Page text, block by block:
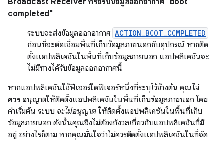
Broadcast Receiver ที่รอรับข้อมูลออกอากาศ "boot
completed"
ระบบจะส่งข้อมูลออกอากาศ ACTION_BOOT_COMPLETED
ก่อนที่จะต่อเชื่อมพื้นที่เก็บข้อมูลภายนอกกับอุปกรณ์ หากติด
ตั้งแอปพลิเคชันในพื้นที่เก็บข้อมูลภายนอก แอปพลิเคชันจะ
ไม่มีทางได้รับข้อมูลออกอากาศนี้
หากแอปพลิเคชันใช้ฟีเจอร์ใดฟีเจอร์หนึ่งที่ระบุไว้ข้างต้น คุณไม่
ควร อนุญาตให้ติดตั้งแอปพลิเคชันในพื้นที่เก็บข้อมูลภายนอก โดย
ค่าเริ่มต้น ระบบ จะไม่อนุญาต ให้ติดตั้งแอปพลิเคชันในพื้นที่เก็บ
ข้อมูลภายนอก ดังนั้นคุณจึงไม่ต้องกังวลเกี่ยวกับแอปพลิเคชันที่มี
อยู่ อย่างไรก็ตาม หากคุณมั่นใจว่าไม่ควรติดตั้งแอปพลิเคชันในที่จัด